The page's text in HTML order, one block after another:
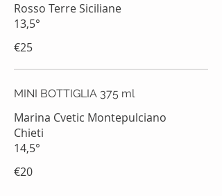
Rosso Terre Siciliane
13,5°
€25
MINI BOTTIGLIA 375 ml
Marina Cvetic Montepulciano
Chieti
14,5°
€20